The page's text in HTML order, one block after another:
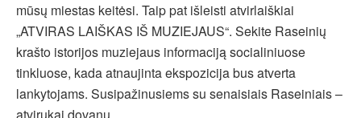
mūsų miestas keitėsi. Taip pat išleisti atvirlaiškiai
„ATVIRAS LAIŠKAS IŠ MUZIEJAUS“. Sekite Raseinių
krašto istorijos muziejaus informaciją socialiniuose
tinkluose, kada atnaujinta ekspozicija bus atverta
lankytojams. Susipažinusiems su senaisiais Raseiniais –